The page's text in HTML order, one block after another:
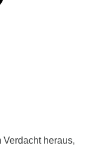
heraus,